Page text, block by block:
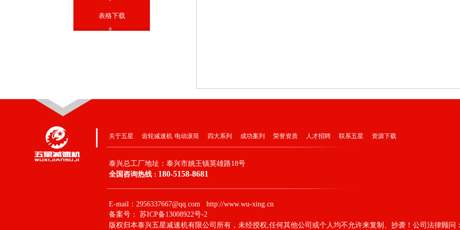
表格下载
关于五星 齿轮减速机 电动滚筒 四大系列 成功案列 荣誉资质 人才招聘 联系五星 资源下载
泰兴总工厂地址： 泰兴市姚王镇英雄路18号
全国咨询热线 ： 180-5158-8681
E-mail：2956337667@qq.com http://www.wu-xing.cn
备案号： 苏ICP备13008922号-2
版权归本泰兴五星减速机有限公司所有，未经授权,任何其他公司或个人均不允许来复制、抄袭！公司法律顾问